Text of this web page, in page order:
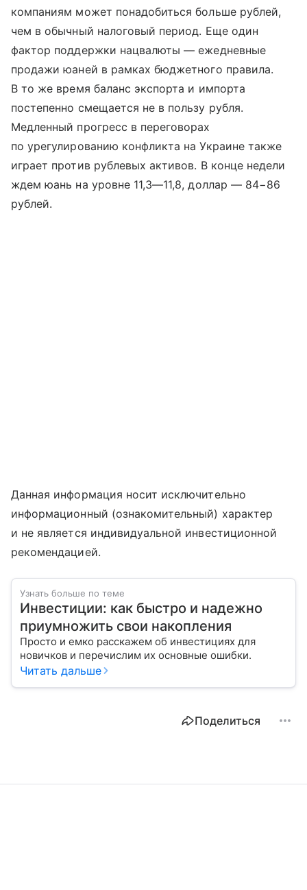
компаниям может понадобиться больше рублей,
чем в обычный налоговый период. Еще один
фактор поддержки нацвалюты — ежедневные
продажи юаней в рамках бюджетного правила.
В то же время баланс экспорта и импорта
постепенно смещается не в пользу рубля.
Медленный прогресс в переговорах
по урегулированию конфликта на Украине также
играет против рублевых активов. В конце недели
ждем юань на уровне 11,3—11,8, доллар — 84−86
рублей.
Данная информация носит исключительно
информационный (ознакомительный) характер
и не является индивидуальной инвестиционной
рекомендацией.
Узнать больше по теме
Инвестиции: как быстро и надежно
приумножить свои накопления
Просто и емко расскажем об инвестициях для
новичков и перечислим их основные ошибки.
Читать дальше
Поделиться